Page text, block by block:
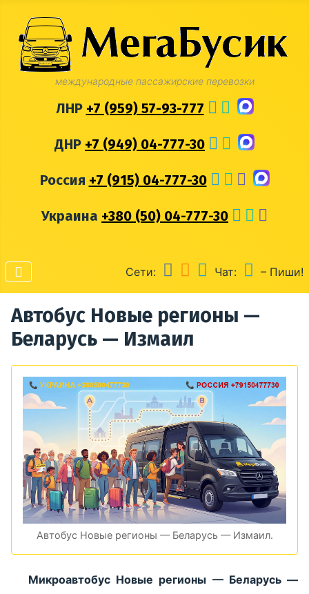
международные пассажирские перевозки
ЛНР +7 (959) 57-93-777
ДНР +7 (949) 04-777-30
Россия +7 (915) 04-777-30
Украина +380 (50) 04-777-30
Сети: Чат: – Пиши!
Автобус Новые регионы —
Беларусь — Измаил
Автобус Новые регионы — Беларусь — Измаил.
Микроавтобус Новые регионы — Беларусь —